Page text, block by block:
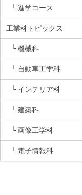
進学コース
工業科トピックス
機械科
自動車工学科
インテリア科
建築科
画像工学科
電子情報科